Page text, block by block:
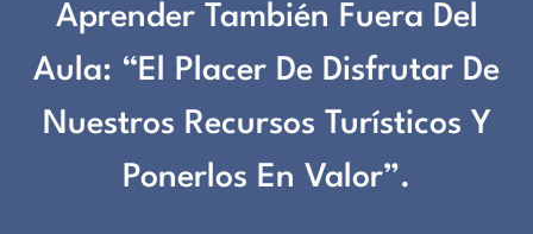
Aprender También Fuera Del
Aula: “el Placer De Disfrutar De
Nuestros Recursos Turísticos Y
Ponerlos En Valor”.